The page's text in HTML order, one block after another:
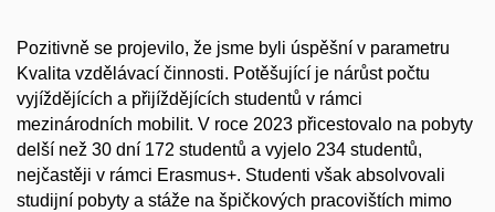
Pozitivně se projevilo, že jsme byli úspěšní v parametru
Kvalita vzdělávací činnosti. Potěšující je nárůst počtu
vyjíždějících a přijíždějících studentů v rámci
mezinárodních mobilit. V roce 2023 přicestovalo na pobyty
delší než 30 dní 172 studentů a vyjelo 234 studentů,
nejčastěji v rámci Erasmus+. Studenti však absolvovali
studijní pobyty a stáže na špičkových pracovištích mimo